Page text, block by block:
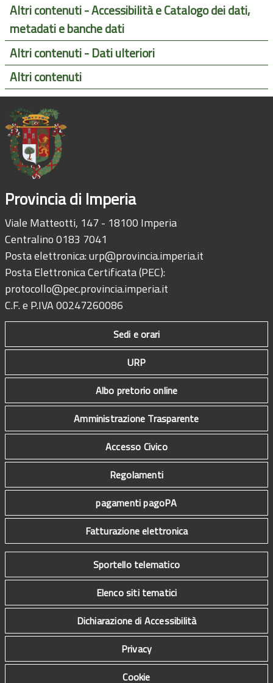
Altri contenuti - Accessibilità e Catalogo dei dati,
metadati e banche dati
Altri contenuti - Dati ulteriori
Altri contenuti
Provincia di Imperia
Viale Matteotti, 147 - 18100 Imperia
Centralino 0183 7041
Posta elettronica:urp@provincia.imperia.it
Posta Elettronica Certificata (PEC):
protocollo@pec.provincia.imperia.it
C.F. e P.IVA 00247260086
Sedi e orari
URP
Albo pretorio online
Amministrazione Trasparente
Accesso Civico
Regolamenti
pagamenti pagoPA
Fatturazione elettronica
Sportello telematico
Elenco siti tematici
Dichiarazione di Accessibilità
Privacy
Cookie